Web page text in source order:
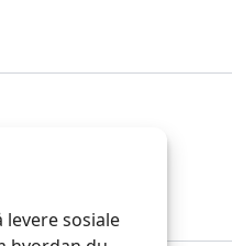
sosiale